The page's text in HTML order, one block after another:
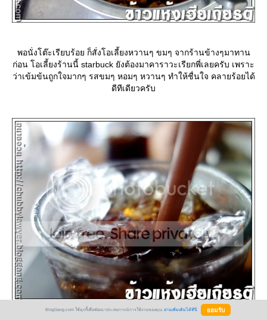
พอนั่งโต๊ะเรียบร้อย ก็สั่งโอเลี้ยงหวานๆ ขมๆ จากร้านข้างๆมาทาน
ก่อน โอเลี้ยงร้านนี้ starbuck ยังต้องมาคาราวะเรียกพี่เลยครับ เพราะ
ว่าเข้มข้นถูกใจมากๆ รสขมๆ หอมๆ หวานๆ ทำให้ชื่นใจ คลายร้อยได้
ดีทีเดียวครับ
BlogGang.com ใช้คุกกี้เพื่อพัฒนาประสบการณ์การใช้งานของคุณ อ่านเพิ่มเติมได้ที่นี่